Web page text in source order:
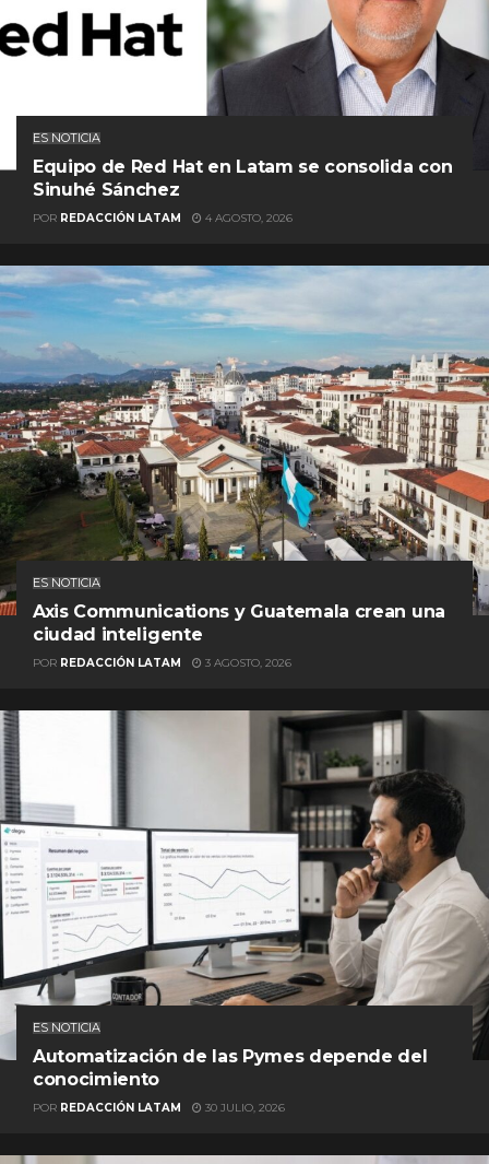
ES NOTICIA
Equipo de Red Hat en Latam se consolida con
Sinuhé Sánchez
POR REDACCIÓN LATAM 4 AGOSTO, 2026
ES NOTICIA
Axis Communications y Guatemala crean una
ciudad inteligente
POR REDACCIÓN LATAM 3 AGOSTO, 2026
ES NOTICIA
Automatización de las Pymes depende del
conocimiento
POR REDACCIÓN LATAM 30 JULIO, 2026